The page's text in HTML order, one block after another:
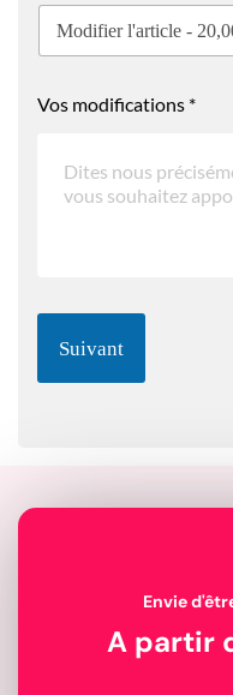
Vos modifications *
Suivant
Envie
A partir